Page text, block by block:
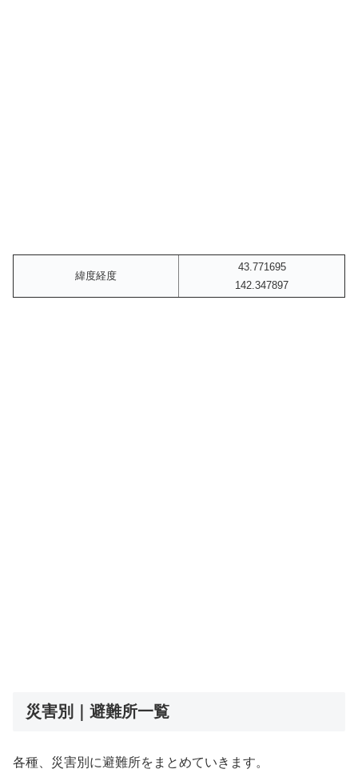
緯度経度
43.771695
142.347897
災害別｜避難所一覧
各種、災害別に避難所をまとめていきます。